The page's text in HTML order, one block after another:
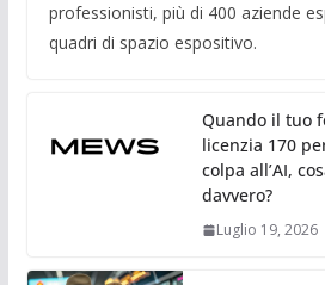
professionisti, più di 400 aziende
quadri di spazio espositivo.
Quando il tuo
licenzia 170
colpa all’AI,
davvero?
Luglio 19, 2026